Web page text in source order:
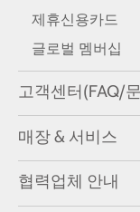
제휴신용카드
글로벌 멤버십
고객센터(FAQ/
매장 & 서비스
협력업체 안내